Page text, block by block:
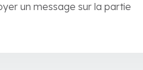
un message sur la partie